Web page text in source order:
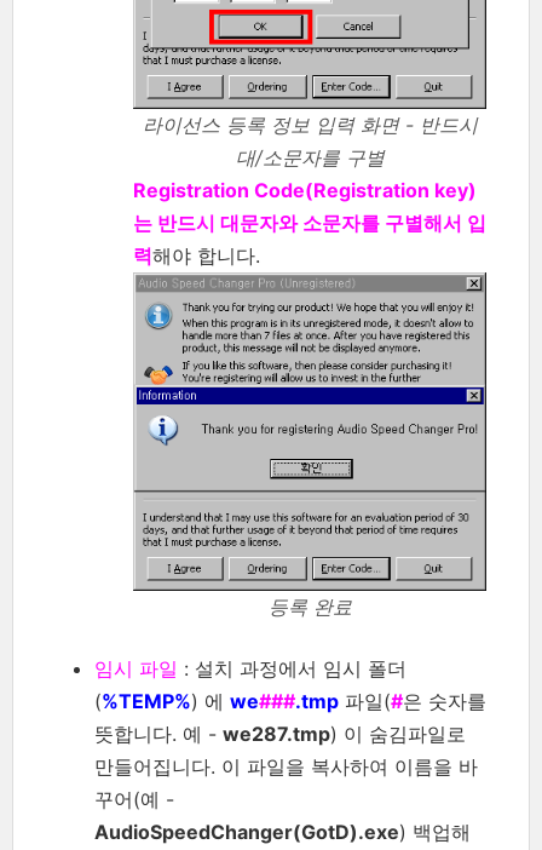
라이선스 등록 정보 입력 화면 - 반드시
대/소문자를 구별
Registration Code(Registration key)
는 반드시 대문자와 소문자를 구별해서 입
력해야 합니다.
등록 완료
임시 파일 : 설치 과정에서 임시 폴더
(%TEMP%) 에 we###.tmp 파일(#은 숫자를
뜻합니다. 예 - we287.tmp) 이 숨김파일로
만들어집니다. 이 파일을 복사하여 이름을 바
꾸어(예 -
AudioSpeedChanger(GotD).exe) 백업해